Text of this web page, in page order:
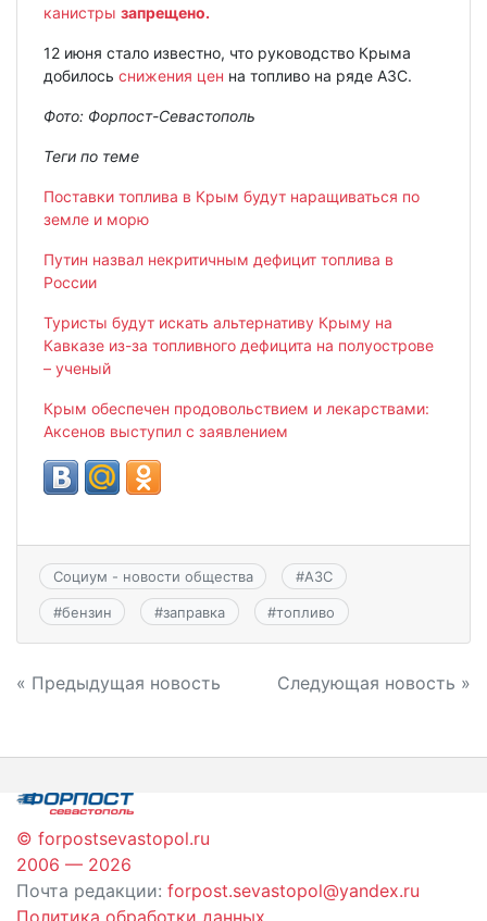
канистры запрещено.
12 июня стало известно, что руководство Крыма
добилось снижения цен на топливо на ряде АЗС.
Фото: Форпост-Севастополь
Теги по теме
Поставки топлива в Крым будут наращиваться по
земле и морю
Путин назвал некритичным дефицит топлива в
России
Туристы будут искать альтернативу Крыму на
Кавказе из-за топливного дефицита на полуострове
– ученый
Крым обеспечен продовольствием и лекарствами:
Аксенов выступил с заявлением
Социум - новости общества #АЗС
#бензин #заправка #топливо
Навигация
записям
« Предыдущая новость Следующая новость »
© forpostsevastopol.ru
2006 — 2026
Почта редакции: forpost.sevastopol@yandex.ru
Политика обработки данных